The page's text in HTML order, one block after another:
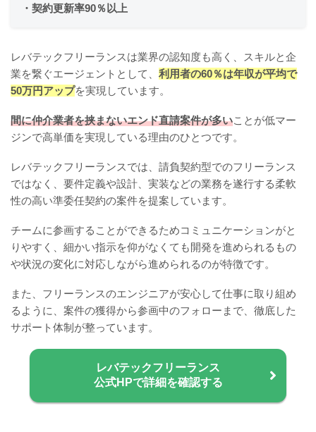
・契約更新率90％以上
レバテックフリーランスは業界の認知度も高く、スキルと企
業を繋ぐエージェントとして、 利用者の60％は年収が平均で
50万円アップを実現しています。
間に仲介業者を挟まないエンド直請案件が多いことが低マー
ジンで高単価を実現している理由のひとつです。
レバテックフリーランスでは、請負契約型でのフリーランス
ではなく、要件定義や設計、実装などの業務を遂行する柔軟
性の高い準委任契約の案件を提案しています。
チームに参画することができるためコミュニケーションがと
りやすく、細かい指示を仰がなくても開発を進められるもの
や状況の変化に対応しながら進められるのが特徴です。
また、フリーランスのエンジニアが安心して仕事に取り組め
るように、案件の獲得から参画中のフォローまで、徹底した
サポート体制が整っています。
レバテックフリーランス
公式HPで詳細を確認する